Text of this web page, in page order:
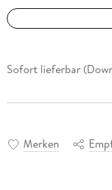
Sofort lieferbar
Merken